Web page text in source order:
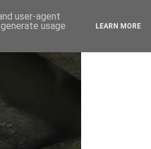
user-agent
usage
LEARN MORE